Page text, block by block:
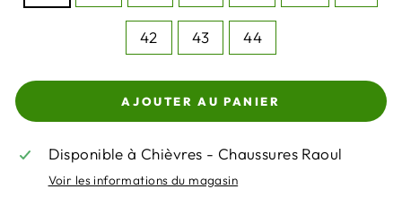
42 43 44
AJOUTER AU PANIER
Disponible à Chièvres - Chaussures Raoul
Voir les informations du magasin